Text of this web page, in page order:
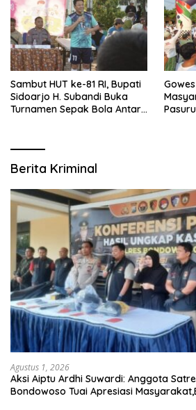
Sambut HUT ke-81 RI, Bupati
Sidoarjo H. Subandi Buka
Turnamen Sepak Bola Antar
Berita Kriminal
Agustus 1, 2026
Aksi Aiptu Ardhi Suwardi: Anggota
Bondowoso Tuai Apresiasi